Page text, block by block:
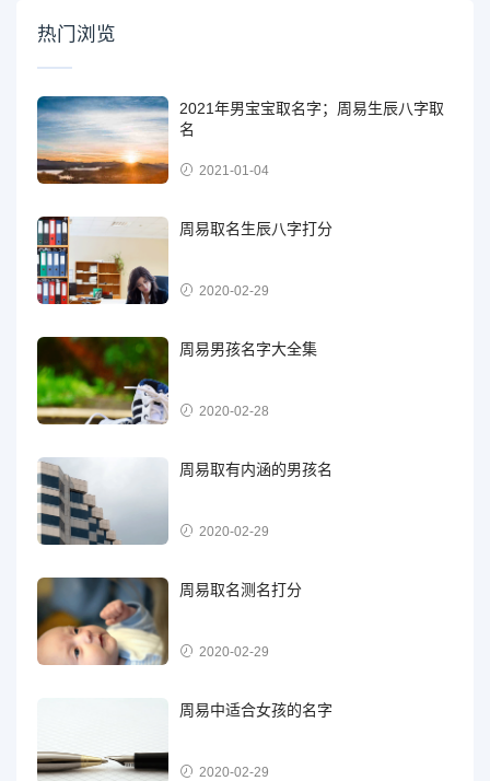
热门浏览
2021年男宝宝取名字；周易生辰八字取
名
2021-01-04
周易取名生辰八字打分
2020-02-29
周易男孩名字大全集
2020-02-28
周易取有内涵的男孩名
2020-02-29
周易取名测名打分
2020-02-29
周易中适合女孩的名字
2020-02-29